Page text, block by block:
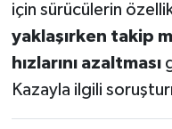
için sürücülerin
yaklaşırken takip
hızlarını azaltması
Kazayla ilgili